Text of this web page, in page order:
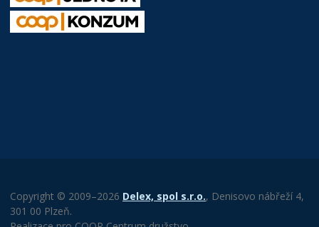
Copyright © 2009–2026 Delex, spol s.r.o., Denisovo nábřeží 4,
301 00 Plzeň.